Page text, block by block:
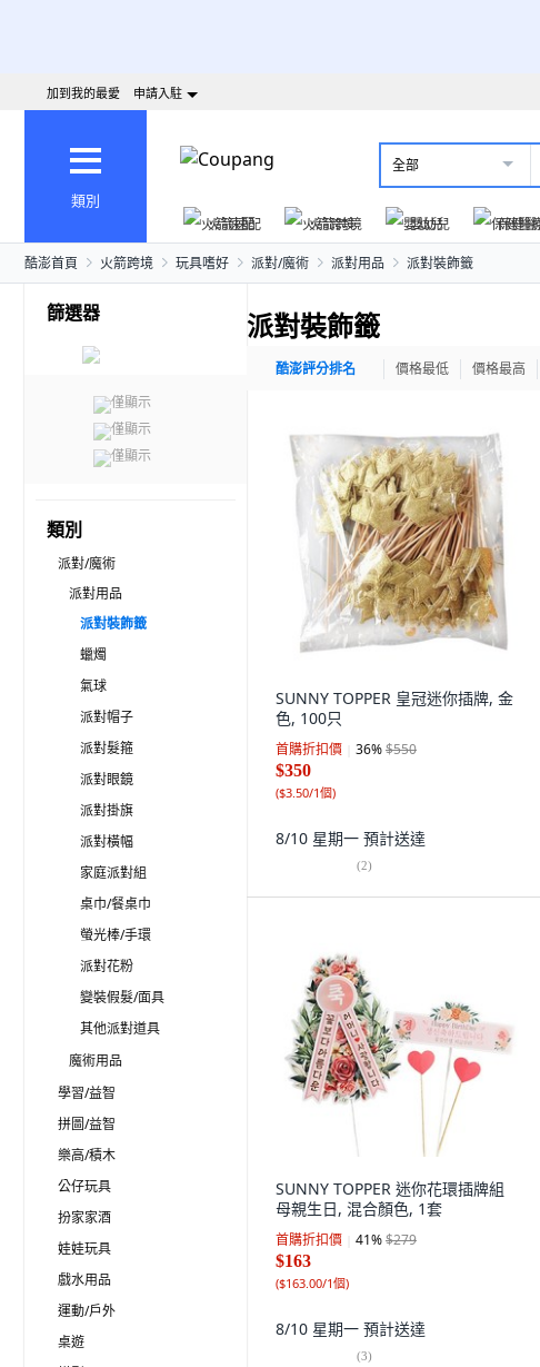
加到我的最愛 申請入駐
類別
全部
火箭速配
火箭跨境 嬰幼兒 保健
酷澎首頁 火箭跨境 玩具嗜好 派對/魔術 派對用品 派對裝飾籤
篩選器
僅顯示
僅顯示
僅顯示
類別
派對/魔術
派對用品
派對裝飾籤
蠟燭
氣球
派對帽子
派對髮箍
派對眼鏡
派對掛旗
派對橫幅
家庭派對組
桌巾/餐桌巾
螢光棒/手環
派對花粉
變裝假髮/面具
其他派對道具
魔術用品
學習/益智
拼圖/益智
樂高/積木
公仔玩具
扮家家酒
娃娃玩具
戲水用品
運動/戶外
桌遊
派對裝飾籤
酷澎評分排名 價格最低 價格最高
SUNNY TOPPER 皇冠迷你插牌, 金
色, 100只
首購折扣價 36%$550
$350
($3.50/1個)
8/10 星期一 預計送達
(2)
SUNNY TOPPER 迷你花環插牌組
母親生日, 混合顏色, 1套
首購折扣價 41%$279
$163
($163.00/1個)
8/10 星期一 預計送達
(3)